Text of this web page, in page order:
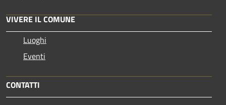
VIVERE IL COMUNE
Luoghi
Eventi
CONTATTI